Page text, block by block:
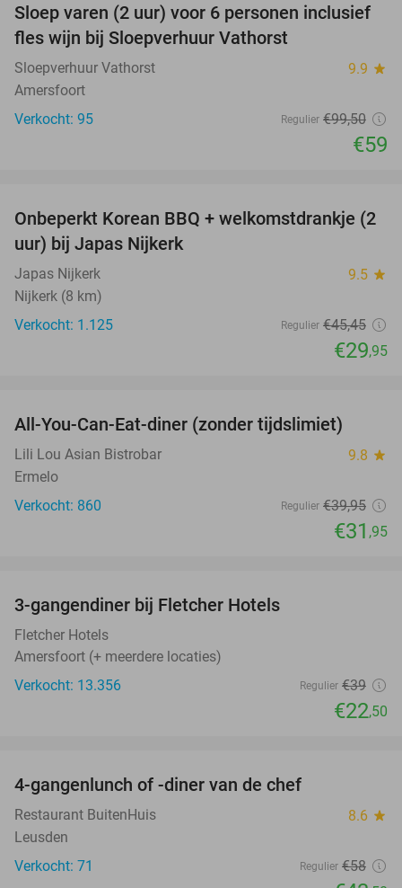
41%
Sloep varen (2 uur) voor 6 personen inclusief
fles wijn bij Sloepverhuur Vathorst
Sloepverhuur Vathorst 9.9 star
Amersfoort
Verkocht: 95
Regulier €99,50
€59
34%
Onbeperkt Korean BBQ + welkomstdrankje (2
uur) bij Japas Nijkerk
Japas Nijkerk 9.5 star
Nijkerk (8 km)
Verkocht: 1.125
Regulier €45,45
€29,95
All-You-Can-Eat-diner (zonder tijdslimiet)
Lili Lou Asian Bistrobar 9.8 star
Ermelo
Verkocht: 860
Regulier €39,95
€31 ,95
3-gangendiner bij Fletcher Hotels
Fletcher Hotels
Amersfoort (+ meerdere locaties)
Verkocht: 13.356
Regulier €39
€22,50
4-gangenlunch of -diner van de chef
Restaurant BuitenHuis 8.6 star
Leusden
Verkocht: 71
Regulier €58